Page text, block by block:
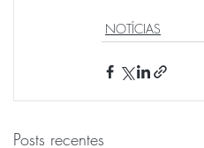
NOTÍCIAS
Posts recentes